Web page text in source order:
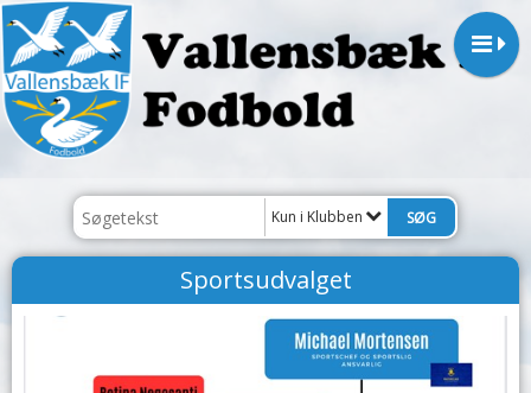
Kun i Klubben
Sportsudvalget